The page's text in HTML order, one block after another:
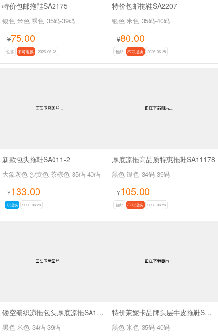
特价包邮拖鞋SA2175
银色 米色 裸色 35码-39码
¥75.00
包邮 不可退换 2026-06-28
特价包邮拖鞋SA2207
银色 米色 35码-40码
¥80.00
包邮 不可退换 2026-06-28
新款包头拖鞋SA011-2
大象灰色 沙黄色 茶棕色 35码-40码
¥133.00
可退换 2026-06-26
厚底凉拖高品质特惠拖鞋SA11178
黑色 银色 34码-39码
¥105.00
包邮 不可退换 2026-06-26
镂空编织凉拖包头厚底凉拖SA11175
黑色 米色 34码-39码
特价茉妮卡品牌头层牛皮拖鞋SA111
黑色 米色 35码-40码